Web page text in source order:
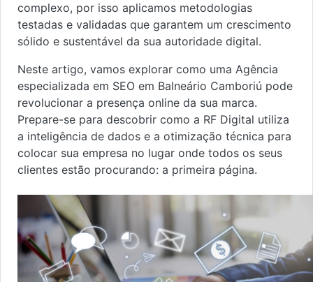
complexo, por isso aplicamos metodologias
testadas e validadas que garantem um crescimento
sólido e sustentável da sua autoridade digital.
Neste artigo, vamos explorar como uma Agência
especializada em SEO em Balneário Camboriú pode
revolucionar a presença online da sua marca.
Prepare-se para descobrir como a RF Digital utiliza
a inteligência de dados e a otimização técnica para
colocar sua empresa no lugar onde todos os seus
clientes estão procurando: a primeira página.